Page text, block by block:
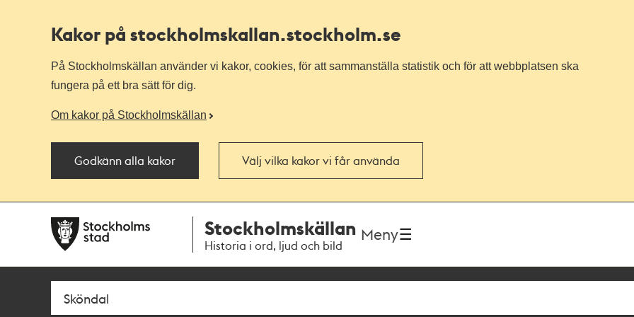
Kakor på stockholmskallan.stockholm.se
På Stockholmskällan använder vi kakor, cookies, för att sammanställa statistik och för att webbplatsen ska
fungera på ett bra sätt för dig.
Om kakor på Stockholmskällan
Godkänn alla kakor Välj vilka kakor vi får använda
navigationen
huvudinnehållet
Stockholmskällan
Historia i ord, ljud och bild
Meny
Sök